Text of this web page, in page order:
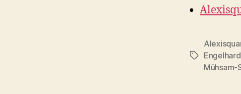
Schlagwörter
Mühsam-